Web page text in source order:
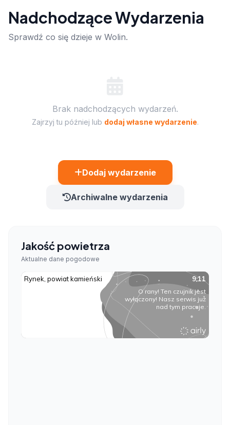
Nadchodzące Wydarzenia
Sprawdź co się dzieje w Wolin.
Brak nadchodzących wydarzeń.
Zajrzyj tu później lub dodaj własne wydarzenie.
Dodaj wydarzenie
Archiwalne wydarzenia
Jakość powietrza
Aktualne dane pogodowe